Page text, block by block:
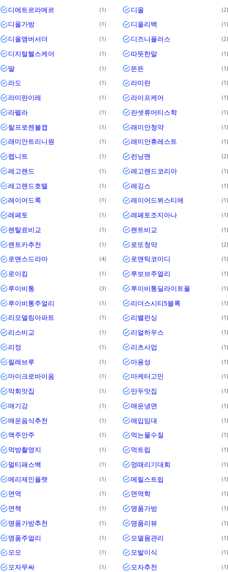
디에트르라메르 1 디올 2
디올가방 1 디올리백 1
디올앰버서더 1 디즈니플러스 2
디지털헬스케어 1 따뜻한말 1
딸 1 뜬뜬 1
라도 1 라미란 1
라미란이레 1 라이프케어 1
라펠라 1 란셋류머티스학 1
랄프로렌볼캡 1 래미안청약 1
래미안트리니원 1 래미안휴레스트 1
랩니트 1 런닝맨 2
레고랜드 1 레고랜드코리아 1
레고랜드호텔 1 레깅스 1
레이어드룩 1 레이어드뷔스티에 1
레페토 1 레페토조지아나 1
렌탈료비교 1 렌트비교 1
렌트카추천 1 로또청약 2
로맨스드라마 4 로맨틱코미디 1
로이킴 1 루보브주얼리 1
루이비통 3 루이비통딜라이트풀 1
루이비통주얼리 1 리더스시티5블록 1
리모델링아파트 1 리밸런싱 1
리스비교 1 리얼하우스 1
리정 1 리츠사업 1
릴레브루 1 마용성 1
마이크로바이옴 1 마케터고민 1
막회맛집 1 만두맛집 1
매기강 1 매운냉면 1
매운음식추천 1 매입임대 1
맥주안주 1 먹는물수질 1
먹방촬영지 1 먹트립 1
멀티패스백 1 멍때리기대회 1
메리제인플랫 1 메릴스트립 1
면역 1 면역학 1
면책 1 명품가방 1
명품가방추천 1 명품리뷰 1
명품주얼리 1 모델몸관리 1
모모 1 모발이식 1
모자무싸 1 모자추천 1